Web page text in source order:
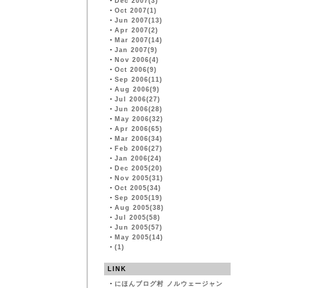
・ Oct 2007(1)
・ Jun 2007(13)
・ Apr 2007(2)
・ Mar 2007(14)
・ Jan 2007(9)
・ Nov 2006(4)
・ Oct 2006(9)
・ Sep 2006(11)
・ Aug 2006(9)
・ Jul 2006(27)
・ Jun 2006(28)
・ May 2006(32)
・ Apr 2006(65)
・ Mar 2006(34)
・ Feb 2006(27)
・ Jan 2006(24)
・ Dec 2005(20)
・ Nov 2005(31)
・ Oct 2005(34)
・ Sep 2005(19)
・ Aug 2005(38)
・ Jul 2005(58)
・ Jun 2005(57)
・ May 2005(14)
・ (1)
LINK
・ にほんブログ村 ノルウェージャン